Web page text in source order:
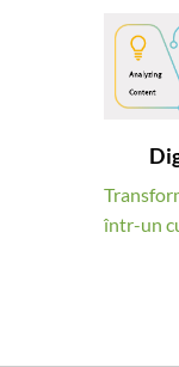
într-un